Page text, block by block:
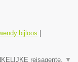
reisagente. ▼